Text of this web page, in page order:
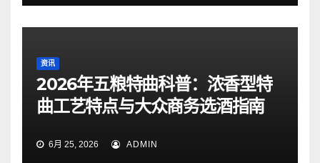
资讯
2026年五粮特曲科普：浓香型特
曲工艺特点与大众商务选酒指南
6月 25, 2026 ADMIN